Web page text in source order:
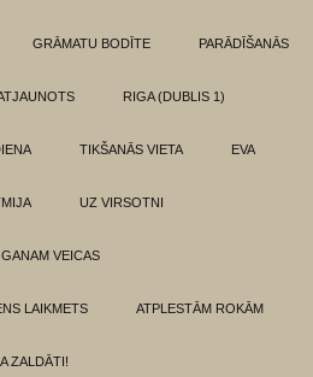
GRĀMATU BODĪTE PARĀDĪŠANĀS
RIGA (DUBLIS 1)
TIKŠANĀS VIETA EVA
UZ VIRSOTNI
VEICAS
LAIKMETS ATPLESTĀM ROKĀM
ZALDĀTI!